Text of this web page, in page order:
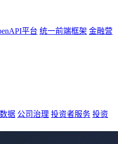
平台 统一前端框架 金融营
据 公司治理 投资者服务 投资